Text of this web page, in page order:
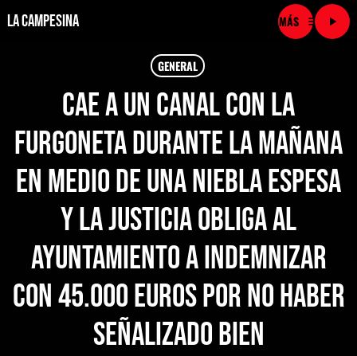
La Campesina menu
play_arrow
LA CAMPESINA CADENA
play_arrow LA CAMPESINA 101.9 FM
play_arrow LA CAMPESINA 96.7 FM
play_arrow LA CAMPESINA 106.3 FM
play_arrow LA CAMPESINA 92.5 FM
LA CAMPESINA 107.9 FM
GENERAL
Cae a un canal con la
furgoneta durante la mañana
en medio de una niebla espesa
y la justicia obliga al
ayuntamiento a indemnizar
con 45.000 euros por no haber
señalizado bien